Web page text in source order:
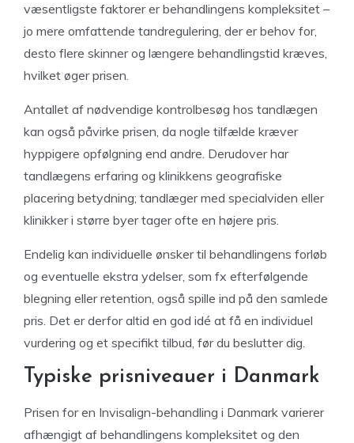
væsentligste faktorer er behandlingens kompleksitet –
jo mere omfattende tandregulering, der er behov for,
desto flere skinner og længere behandlingstid kræves,
hvilket øger prisen.
Antallet af nødvendige kontrolbesøg hos tandlægen
kan også påvirke prisen, da nogle tilfælde kræver
hyppigere opfølgning end andre. Derudover har
tandlægens erfaring og klinikkens geografiske
placering betydning; tandlæger med specialviden eller
klinikker i større byer tager ofte en højere pris.
Endelig kan individuelle ønsker til behandlingens forløb
og eventuelle ekstra ydelser, som fx efterfølgende
blegning eller retention, også spille ind på den samlede
pris. Det er derfor altid en god idé at få en individuel
vurdering og et specifikt tilbud, før du beslutter dig.
Typiske prisniveauer i Danmark
Prisen for en Invisalign-behandling i Danmark varierer
afhængigt af behandlingens kompleksitet og den